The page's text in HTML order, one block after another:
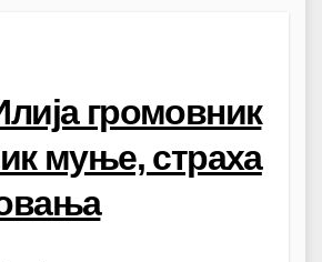
громовник
муње, страха